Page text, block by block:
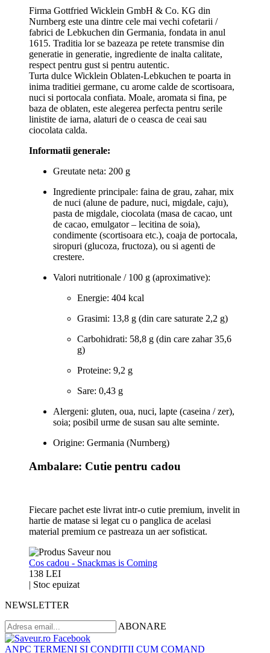
Firma Gottfried Wicklein GmbH & Co. KG din
Nurnberg este una dintre cele mai vechi cofetarii /
fabrici de Lebkuchen din Germania, fondata in anul
1615. Traditia lor se bazeaza pe retete transmise din
generatie in generatie, ingrediente de inalta calitate,
respect pentru gust si pentru autentic.
Turta dulce Wicklein Oblaten-Lebkuchen te poarta in
inima traditiei germane, cu arome calde de scortisoara,
nuci si portocala confiata. Moale, aromata si fina, pe
baza de oblaten, este alegerea perfecta pentru serile
linistite de iarna, alaturi de o ceasca de ceai sau
ciocolata calda.
Informatii generale:
Greutate neta: 200 g
Ingrediente principale: faina de grau, zahar, mix
de nuci (alune de padure, nuci, migdale, caju),
pasta de migdale, ciocolata (masa de cacao, unt
de cacao, emulgator – lecitina de soia),
condimente (scortisoara etc.), coaja de portocala,
siropuri (glucoza, fructoza), ou si agenti de
crestere.
Valori nutritionale / 100 g (aproximative):
Energie: 404 kcal
Grasimi: 13,8 g (din care saturate 2,2 g)
Carbohidrati: 58,8 g (din care zahar 35,6
g)
Proteine: 9,2 g
Sare: 0,43 g
Alergeni: gluten, oua, nuci, lapte (caseina / zer),
soia; posibil urme de susan sau alte seminte.
Origine: Germania (Nurnberg)
Ambalare: Cutie pentru cadou
Fiecare pachet este livrat intr-o cutie premium, invelit in
hartie de matase si legat cu o panglica de acelasi
material premium ce pastreaza un aer sofisticat.
Cos cadou - Snackmas is Coming
138 LEI
| Stoc epuizat
NEWSLETTER
ABONARE
ANPC TERMENI SI CONDITII CUM COMAND